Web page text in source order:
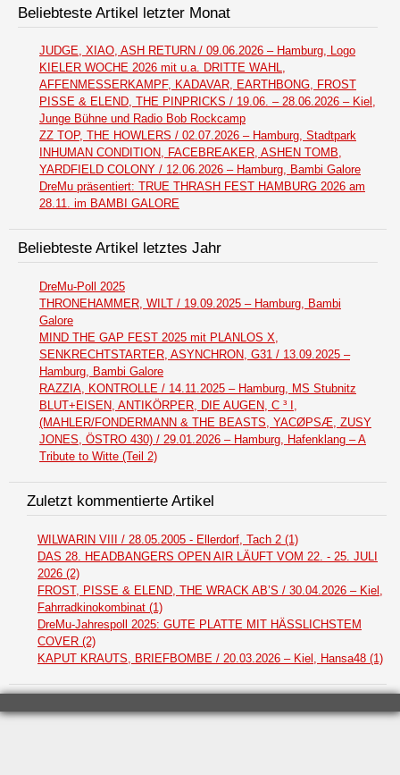
Beliebteste Artikel letzter Monat
JUDGE, XIAO, ASH RETURN / 09.06.2026 – Hamburg, Logo
KIELER WOCHE 2026 mit u.a. DRITTE WAHL,
AFFENMESSERKAMPF, KADAVAR, EARTHBONG, FROST
PISSE & ELEND, THE PINPRICKS / 19.06. – 28.06.2026 – Kiel,
Junge Bühne und Radio Bob Rockcamp
ZZ TOP, THE HOWLERS / 02.07.2026 – Hamburg, Stadtpark
INHUMAN CONDITION, FACEBREAKER, ASHEN TOMB,
YARDFIELD COLONY / 12.06.2026 – Hamburg, Bambi Galore
DreMu präsentiert: TRUE THRASH FEST HAMBURG 2026 am
28.11. im BAMBI GALORE
Beliebteste Artikel letztes Jahr
DreMu-Poll 2025
THRONEHAMMER, WILT / 19.09.2025 – Hamburg, Bambi
Galore
MIND THE GAP FEST 2025 mit PLANLOS X,
SENKRECHTSTARTER, ASYNCHRON, G31 / 13.09.2025 –
Hamburg, Bambi Galore
RAZZIA, KONTROLLE / 14.11.2025 – Hamburg, MS Stubnitz
BLUT+EISEN, ANTIKÖRPER, DIE AUGEN, C ³ I,
(MAHLER/FONDERMANN & THE BEASTS, YACØPSÆ, ZUSY
JONES, ÖSTRO 430) / 29.01.2026 – Hamburg, Hafenklang – A
Tribute to Witte (Teil 2)
Zuletzt kommentierte Artikel
WILWARIN VIII / 28.05.2005 - Ellerdorf, Tach 2 (1)
DAS 28. HEADBANGERS OPEN AIR LÄUFT VOM 22. - 25. JULI
2026 (2)
FROST, PISSE & ELEND, THE WRACK AB’S / 30.04.2026 – Kiel,
Fahrradkinokombinat (1)
DreMu-Jahrespoll 2025: GUTE PLATTE MIT HÄSSLICHSTEM
COVER (2)
KAPUT KRAUTS, BRIEFBOMBE / 20.03.2026 – Kiel, Hansa48 (1)